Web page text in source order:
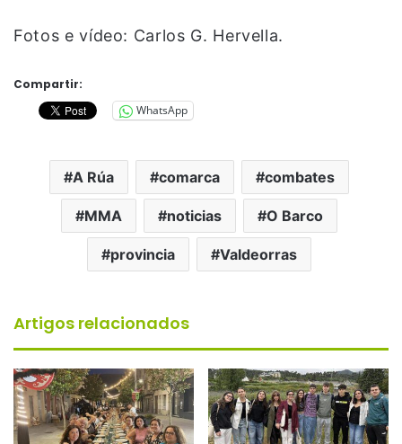
Fotos e vídeo: Carlos G. Hervella.
Compartir:
WhatsApp
A Rúa comarca combates
MMA noticias O Barco
provincia Valdeorras
Artigos relacionados